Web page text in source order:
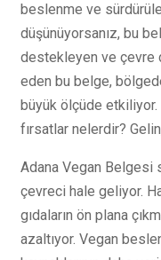
beslenme ve
düşünüyorsanız, bu
destekleyen ve çevre
eden bu belge,
büyük ölçüde etkiliyor.
fırsatlar nelerdir?
Adana Vegan Belgesi
çevreci hale geliyor.
gıdaların ön plana
azaltıyor. Vegan